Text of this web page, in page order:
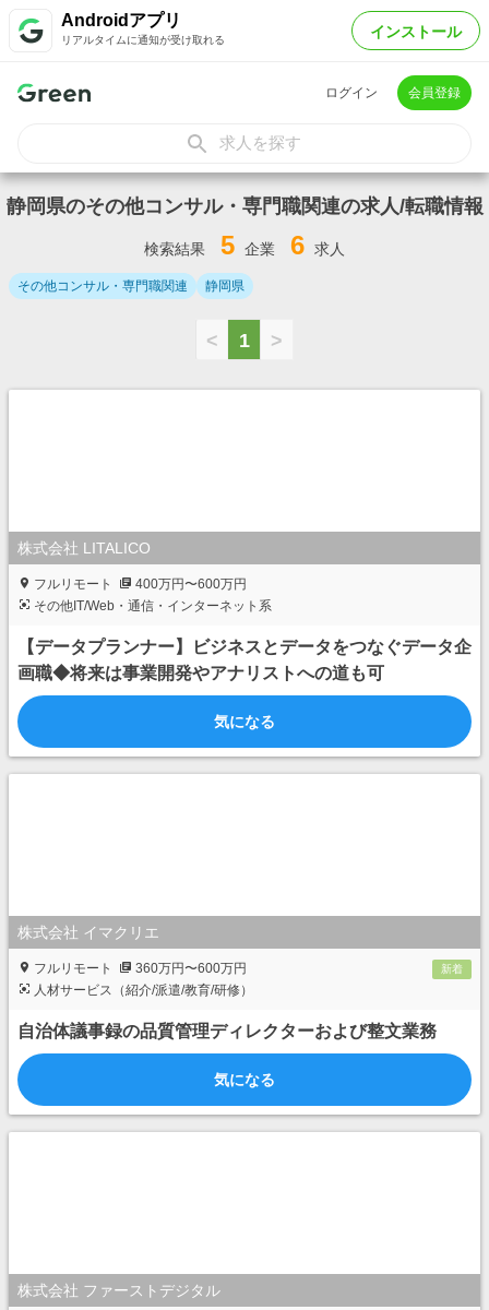
Androidアプリ
リアルタイムに通知が受け取れる インストール
ログイン 会員登録
求人を探す
静岡県のその他コンサル・専門職関連の求人/転職情報
検索結果 5 企業 6 求人
その他コンサル・専門職関連 静岡県
< 1 >
株式会社 LITALICO
フルリモート
400万円〜600万円
その他IT/Web・通信・インターネット系
【データプランナー】ビジネスとデータをつなぐデータ企
画職◆将来は事業開発やアナリストへの道も可
気になる
株式会社 イマクリエ
新着
フルリモート
360万円〜600万円
人材サービス（紹介/派遣/教育/研修）
自治体議事録の品質管理ディレクターおよび整文業務
気になる
株式会社 ファーストデジタル